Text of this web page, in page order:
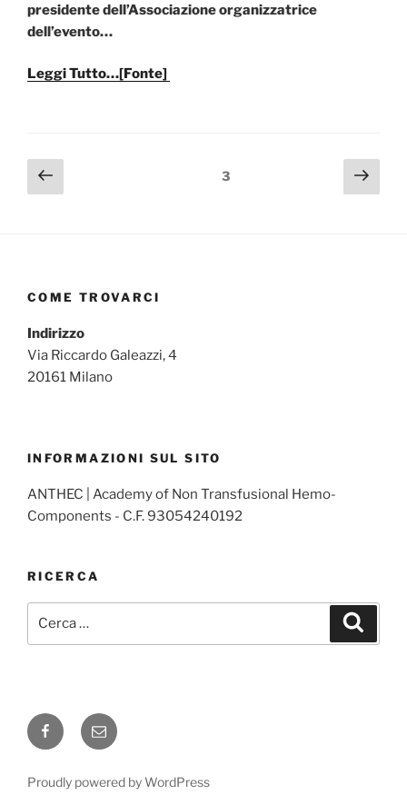
presidente dell’Associazione organizzatrice
dell’evento…
Leggi Tutto…[Fonte]
Paginazione
degli
Pagina
precedente
Pagina3
COME TROVARCI
Indirizzo
Via Riccardo Galeazzi, 4
20161 Milano
INFORMAZIONI SUL SITO
ANTHEC | Academy of Non Transfusional Hemo-
Components - C.F. 93054240192
RICERCA
FacebookEmail
Proudly powered by WordPress